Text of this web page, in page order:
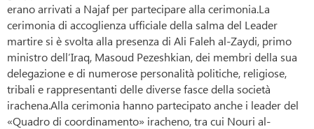
erano arrivati a Najaf per partecipare alla cerimonia.La
cerimonia di accoglienza ufficiale della salma del Leader
martire si è svolta alla presenza di Ali Faleh al-Zaydi, primo
ministro dell’Iraq, Masoud Pezeshkian, dei membri della sua
delegazione e di numerose personalità politiche, religiose,
tribali e rappresentanti delle diverse fasce della società
irachena.Alla cerimonia hanno partecipato anche i leader del
«Quadro di coordinamento» iracheno, tra cui Nouri al-